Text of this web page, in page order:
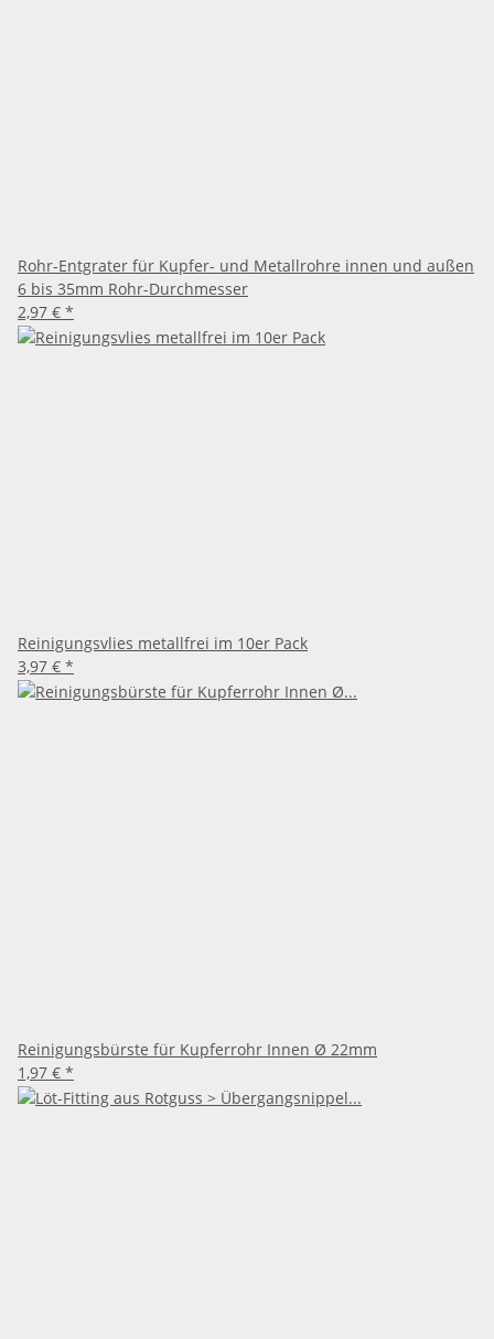
Rohr-Entgrater für Kupfer- und Metallrohre innen und außen
6 bis 35mm Rohr-Durchmesser
2,97 € *
Reinigungsvlies metallfrei im 10er Pack
3,97 € *
Reinigungsbürste für Kupferrohr Innen Ø 22mm
1,97 € *